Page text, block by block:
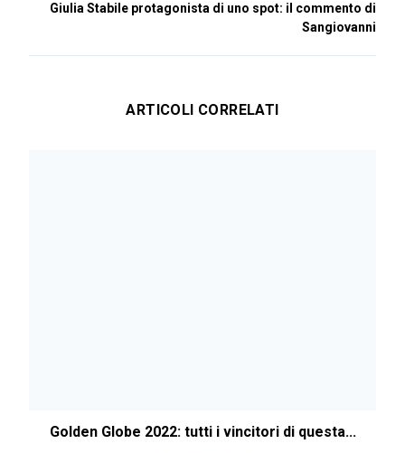
Giulia Stabile protagonista di uno spot: il commento di
Sangiovanni
ARTICOLI CORRELATI
Golden Globe 2022: tutti i vincitori di questa...